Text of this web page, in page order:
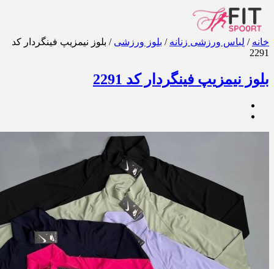
خانه / لباس ورزشی زنانه / بلوز ورزشی / بلوز نیمزیپ فینگردار کد
2291
بلوز نیمزیپ فینگردار کد 2291